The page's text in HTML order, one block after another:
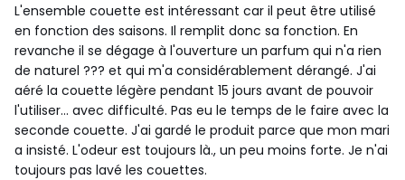
L'ensemble couette est intéressant car il peut être utilisé
en fonction des saisons. Il remplit donc sa fonction. En
revanche il se dégage à l'ouverture un parfum qui n'a rien
de naturel ??? et qui m'a considérablement dérangé. J'ai
aéré la couette légère pendant 15 jours avant de pouvoir
l'utiliser... avec difficulté. Pas eu le temps de le faire avec la
seconde couette. J'ai gardé le produit parce que mon mari
a insisté. L'odeur est toujours là., un peu moins forte. Je n'ai
toujours pas lavé les couettes.